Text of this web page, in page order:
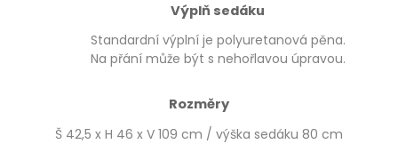
Výplň sedáku
Standardní výplní je polyuretanová pěna.
Na přání může být s nehořlavou úpravou.
Rozměry
Š 42,5 x H 46 x V 109 cm / výška sedáku 80 cm